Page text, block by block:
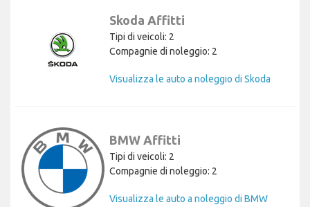
Skoda Affitti
Tipi di veicoli: 2
Compagnie di noleggio: 2
Visualizza le auto a noleggio di Skoda
BMW Affitti
Tipi di veicoli: 2
Compagnie di noleggio: 2
Visualizza le auto a noleggio di BMW